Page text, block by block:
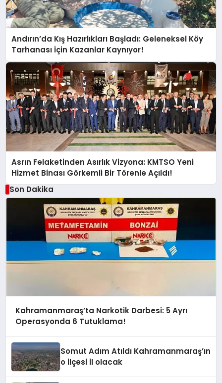
Andırın’da Kış Hazırlıkları Başladı: Geleneksel Köy
Tarhanası İçin Kazanlar Kaynıyor!
Asrın Felaketinden Asırlık Vizyona: KMTSO Yeni
Hizmet Binası Görkemli Bir Törenle Açıldı!
Son Dakika
Kahramanmaraş’ta Narkotik Darbesi: 5 Ayrı
Operasyonda 6 Tutuklama!
Somut Adım Atıldı Kahramanmaraş’ın
o ilçesi il olacak